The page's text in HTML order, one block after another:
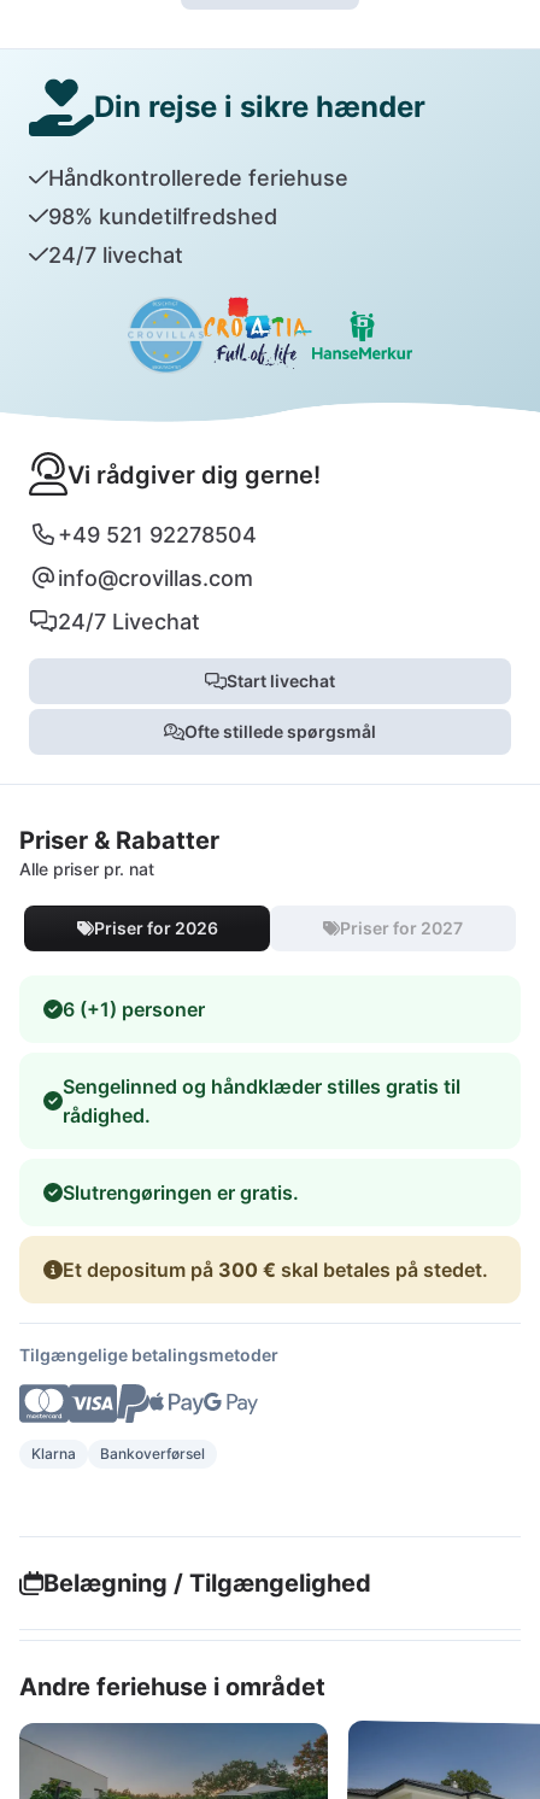
Din rejse i sikre hænder
Håndkontrollerede feriehuse
98% kundetilfredshed
24/7 livechat
Vi rådgiver dig gerne!
+49 521 92278504
info@crovillas.com
24/7 Livechat
Start livechat
Ofte stillede spørgsmål
Priser & Rabatter
Alle priser pr. nat
Priser for 2026 Priser for 2027
6 (+1) personer
Sengelinned og håndklæder stilles gratis til
rådighed.
Slutrengøringen er gratis.
Et depositum på 300 € skal betales på stedet.
Tilgængelige betalingsmetoder
Klarna Bankoverførsel
Belægning / Tilgængelighed
Andre feriehuse i området